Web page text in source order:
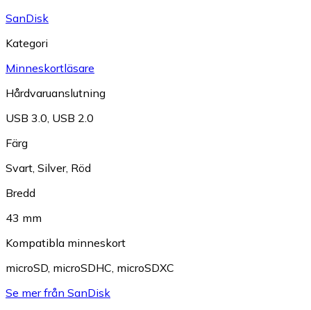
SanDisk
Kategori
Minneskortläsare
Hårdvaruanslutning
USB 3.0, USB 2.0
Färg
Svart, Silver, Röd
Bredd
43 mm
Kompatibla minneskort
microSD, microSDHC, microSDXC
Se mer från SanDisk